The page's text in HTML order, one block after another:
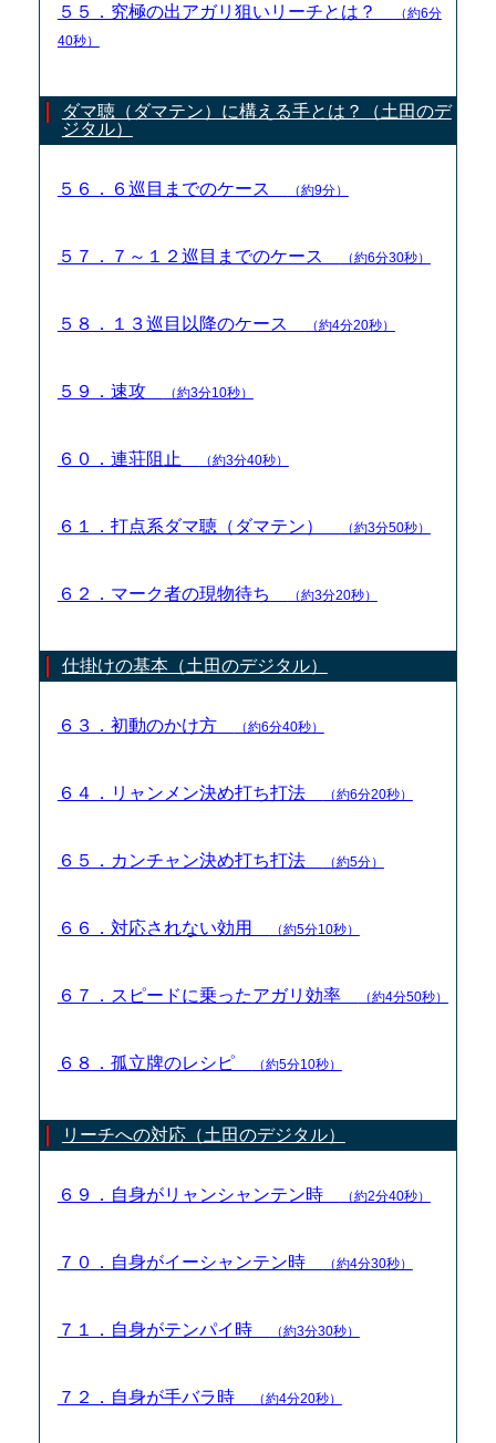
５５．究極の出アガリ狙いリーチとは？
（約6分
40秒）
ダマ聴（ダマテン）に構える手とは？（土田のデ
ジタル）
５６．６巡目までのケース （約9分）
５７．７～１２巡目までのケース （約6分30秒）
５８．１３巡目以降のケース （約4分20秒）
５９．速攻 （約3分10秒）
６０．連荘阻止 （約3分40秒）
６１．打点系ダマ聴（ダマテン） （約3分50秒）
６２．マーク者の現物待ち （約3分20秒）
仕掛けの基本（土田のデジタル）
６３．初動のかけ方 （約6分40秒）
６４．リャンメン決め打ち打法 （約6分20秒）
６５．カンチャン決め打ち打法 （約5分）
６６．対応されない効用 （約5分10秒）
６７．スピードに乗ったアガリ効率 （約4分50秒）
６８．孤立牌のレシピ （約5分10秒）
リーチへの対応（土田のデジタル）
６９．自身がリャンシャンテン時 （約2分40秒）
７０．自身がイーシャンテン時 （約4分30秒）
７１．自身がテンパイ時 （約3分30秒）
７２．自身が手バラ時 （約4分20秒）